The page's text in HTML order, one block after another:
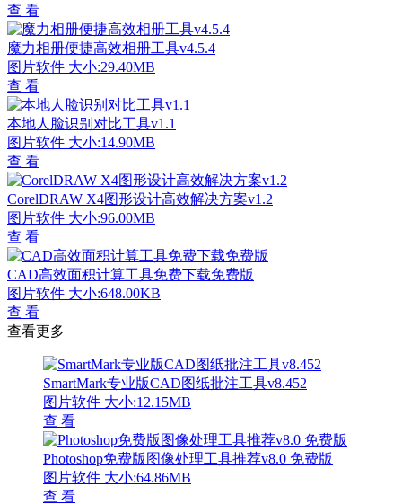
查 看
魔力相册便捷高效相册工具v4.5.4
图片软件 大小:29.40MB
查 看
本地人脸识别对比工具v1.1
图片软件 大小:14.90MB
查 看
CorelDRAW X4图形设计高效解决方案v1.2
图片软件 大小:96.00MB
查 看
CAD高效面积计算工具免费下载免费版
图片软件 大小:648.00KB
查 看
查看更多
SmartMark专业版CAD图纸批注工具v8.452
图片软件 大小:12.15MB
查 看
Photoshop免费版图像处理工具推荐v8.0 免费版
图片软件 大小:64.86MB
查 看